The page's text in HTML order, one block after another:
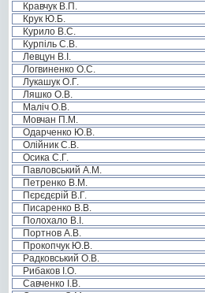
Кравчук В.П.
Крук Ю.Б.
Курило В.С.
Курпіль С.В.
Левцун В.І.
Логвиненко О.С.
Лукашук О.Г.
Ляшко О.В.
Маліч О.В.
Мовчан П.М.
Одарченко Ю.В.
Олійник С.В.
Осика С.Г.
Павловський А.М.
Петренко В.М.
Пєрєдєрій В.Г.
Писаренко В.В.
Полохало В.І.
Портнов А.В.
Прокопчук Ю.В.
Радковський О.В.
Рибаков І.О.
Савченко І.В.